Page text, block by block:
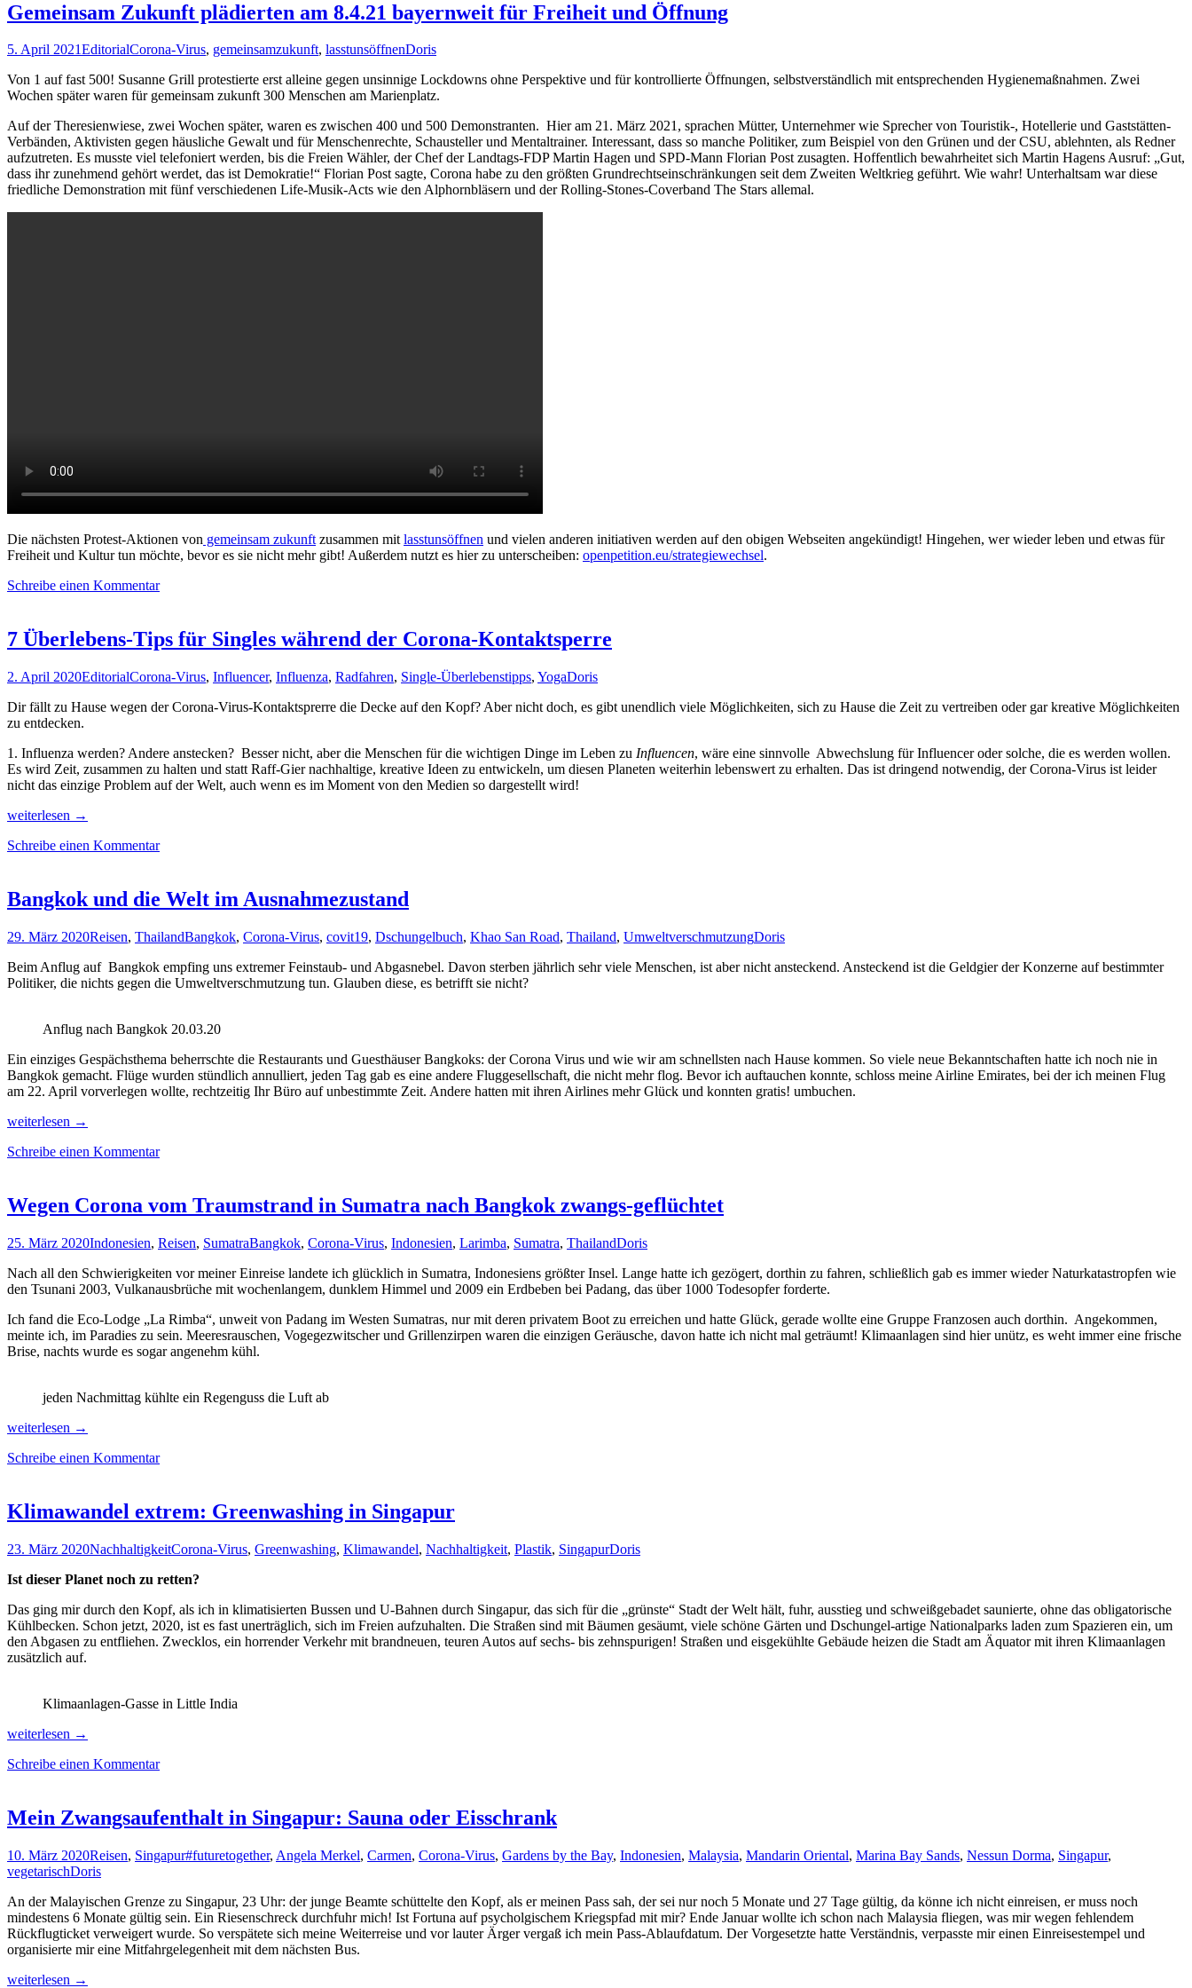
Gemeinsam Zukunft plädierten am 8.4.21 bayernweit für Freiheit und Öffnung
5. April 2021EditorialCorona-Virus, gemeinsamzukunft, lasstunsöffnenDoris
Von 1 auf fast 500! Susanne Grill protestierte erst alleine gegen unsinnige Lockdowns ohne Perspektive und für kontrollierte Öffnungen, selbstverständlich mit entsprechenden Hygienemaßnahmen. Zwei
Wochen später waren für gemeinsam zukunft 300 Menschen am Marienplatz.
Auf der Theresienwiese, zwei Wochen später, waren es zwischen 400 und 500 Demonstranten. Hier am 21. März 2021, sprachen Mütter, Unternehmer wie Sprecher von Touristik-, Hotellerie und Gaststätten-
Verbänden, Aktivisten gegen häusliche Gewalt und für Menschenrechte, Schausteller und Mentaltrainer. Interessant, dass so manche Politiker, zum Beispiel von den Grünen und der CSU, ablehnten, als Redner
aufzutreten. Es musste viel telefoniert werden, bis die Freien Wähler, der Chef der Landtags-FDP Martin Hagen und SPD-Mann Florian Post zusagten. Hoffentlich bewahrheitet sich Martin Hagens Ausruf: „Gut,
dass ihr zunehmend gehört werdet, das ist Demokratie!“ Florian Post sagte, Corona habe zu den größten Grundrechtseinschränkungen seit dem Zweiten Weltkrieg geführt. Wie wahr! Unterhaltsam war diese
friedliche Demonstration mit fünf verschiedenen Life-Musik-Acts wie den Alphornbläsern und der Rolling-Stones-Coverband The Stars allemal.
Die nächsten Protest-Aktionen von gemeinsam zukunftzusammen mitlasstunsöffnen und vielen anderen initiativen werden auf den obigen Webseiten angekündigt! Hingehen, wer wieder leben und etwas für
Freiheit und Kultur tun möchte, bevor es sie nicht mehr gibt! Außerdem nutzt es hier zu unterscheiben: openpetition.eu/strategiewechsel.
Schreibe einen Kommentar
7 Überlebens-Tips für Singles während der Corona-Kontaktsperre
2. April 2020EditorialCorona-Virus, Influencer, Influenza, Radfahren, Single-Überlebenstipps, YogaDoris
Dir fällt zu Hause wegen der Corona-Virus-Kontaktsprerre die Decke auf den Kopf? Aber nicht doch, es gibt unendlich viele Möglichkeiten, sich zu Hause die Zeit zu vertreiben oder gar kreative Möglichkeiten
zu entdecken.
1. Influenza werden? Andere anstecken? Besser nicht, aber die Menschen für die wichtigen Dinge im Leben zu Influencen, wäre eine sinnvolle Abwechslung für Influencer oder solche, die es werden wollen.
Es wird Zeit, zusammen zu halten und statt Raff-Gier nachhaltige, kreative Ideen zu entwickeln, um diesen Planeten weiterhin lebenswert zu erhalten. Das ist dringend notwendig, der Corona-Virus ist leider
nicht das einzige Problem auf der Welt, auch wenn es im Moment von den Medien so dargestellt wird!
7
Tips
während
der
Kontaktsperre
weiterlesen →
Schreibe einen Kommentar
Bangkok und die Welt im Ausnahmezustand
29. März 2020Reisen, ThailandBangkok, Corona-Virus, covit19, Dschungelbuch, Khao San Road, Thailand, UmweltverschmutzungDoris
Beim Anflug auf Bangkok empfing uns extremer Feinstaub- und Abgasnebel. Davon sterben jährlich sehr viele Menschen, ist aber nicht ansteckend. Ansteckend ist die Geldgier der Konzerne auf bestimmter
Politiker, die nichts gegen die Umweltverschmutzung tun. Glauben diese, es betrifft sie nicht?
Anflug nach Bangkok 20.03.20
Ein einziges Gespächsthema beherrschte die Restaurants und Guesthäuser Bangkoks: der Corona Virus und wie wir am schnellsten nach Hause kommen. So viele neue Bekanntschaften hatte ich noch nie in
Bangkok gemacht. Flüge wurden stündlich annulliert, jeden Tag gab es eine andere Fluggesellschaft, die nicht mehr flog. Bevor ich auftauchen konnte, schloss meine Airline Emirates, bei der ich meinen Flug
am 22. April vorverlegen wollte, rechtzeitig Ihr Büro auf unbestimmte Zeit. Andere hatten mit ihren Airlines mehr Glück und konnten gratis! umbuchen.
Bangkok
die
Ausnahmezustand
weiterlesen →
Schreibe einen Kommentar
Wegen Corona vom Traumstrand in Sumatra nach Bangkok zwangs-geflüchtet
25. März 2020Indonesien, Reisen, SumatraBangkok, Corona-Virus, Indonesien, Larimba, Sumatra, ThailandDoris
Nach all den Schwierigkeiten vor meiner Einreise landete ich glücklich in Sumatra, Indonesiens größter Insel. Lange hatte ich gezögert, dorthin zu fahren, schließlich gab es immer wieder Naturkatastropfen wie
den Tsunani 2003, Vulkanausbrüche mit wochenlangem, dunklem Himmel und 2009 ein Erdbeben bei Padang, das über 1000 Todesopfer forderte.
Ich fand die Eco-Lodge „La Rimba“, unweit von Padang im Westen Sumatras, nur mit deren privatem Boot zu erreichen und hatte Glück, gerade wollte eine Gruppe Franzosen auch dorthin. Angekommen,
meinte ich, im Paradies zu sein. Meeresrauschen, Vogegezwitscher und Grillenzirpen waren die einzigen Geräusche, davon hatte ich nicht mal geträumt! Klimaanlagen sind hier unütz, es weht immer eine frische
Brise, nachts wurde es sogar angenehm kühl.
jeden Nachmittag kühlte ein Regenguss die Luft ab
Wegen
vom
Sumatra
nach
zwangs-
geflüchtet
weiterlesen →
Schreibe einen Kommentar
Klimawandel extrem: Greenwashing in Singapur
23. März 2020NachhaltigkeitCorona-Virus, Greenwashing, Klimawandel, Nachhaltigkeit, Plastik, SingapurDoris
Ist dieser Planet noch zu retten?
Das ging mir durch den Kopf, als ich in klimatisierten Bussen und U-Bahnen durch Singapur, das sich für die „grünste“ Stadt der Welt hält, fuhr, ausstieg und schweißgebadet saunierte, ohne das obligatorische
Kühlbecken. Schon jetzt, 2020, ist es fast unerträglich, sich im Freien aufzuhalten. Die Straßen sind mit Bäumen gesäumt, viele schöne Gärten und Dschungel-artige Nationalparks laden zum Spazieren ein, um
den Abgasen zu entfliehen. Zwecklos, ein horrender Verkehr mit brandneuen, teuren Autos auf sechs- bis zehnspurigen! Straßen und eisgekühlte Gebäude heizen die Stadt am Äquator mit ihren Klimaanlagen
zusätzlich auf.
Klimaanlagen-Gasse in Little India
Klimawandel
Greenwashing
weiterlesen →
Schreibe einen Kommentar
Mein Zwangsaufenthalt in Singapur: Sauna oder Eisschrank
10. März 2020Reisen, Singapur#futuretogether, Angela Merkel, Carmen, Corona-Virus, Gardens by the Bay, Indonesien, Malaysia, Mandarin Oriental, Marina Bay Sands, Nessun Dorma, Singapur,
vegetarischDoris
An der Malayischen Grenze zu Singapur, 23 Uhr: der junge Beamte schüttelte den Kopf, als er meinen Pass sah, der sei nur noch 5 Monate und 27 Tage gültig, da könne ich nicht einreisen, er muss noch
mindestens 6 Monate gültig sein. Ein Riesenschreck durchfuhr mich! Ist Fortuna auf psycholgischem Kriegspfad mit mir? Ende Januar wollte ich schon nach Malaysia fliegen, was mir wegen fehlendem
Rückflugticket verweigert wurde. So verspätete sich meine Weiterreise und vor lauter Ärger vergaß ich mein Pass-Ablaufdatum. Der Vorgesetzte hatte Verständnis, verpasste mir einen Einreisestempel und
organisierte mir eine Mitfahrgelegenheit mit dem nächsten Bus.
Mein
weiterlesen →